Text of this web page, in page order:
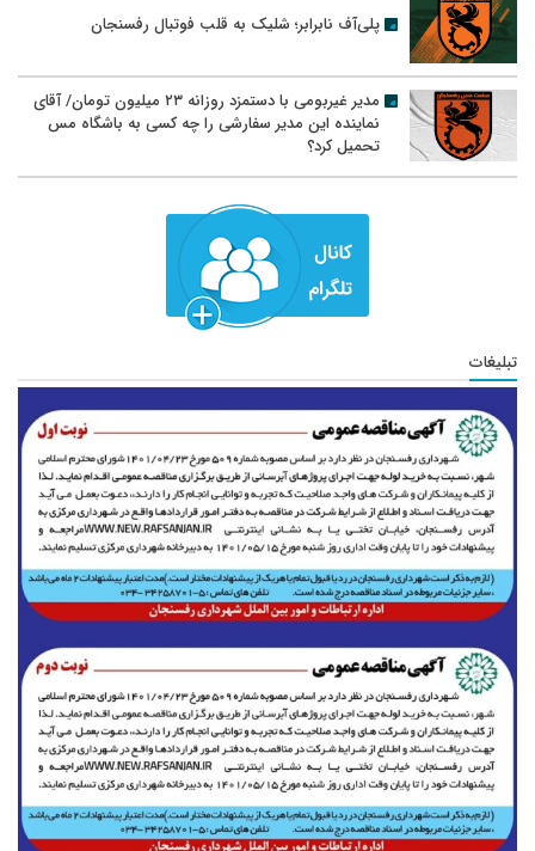
پلی‌آف نابرابر؛ شلیک به قلب فوتبال رفسنجان
مدیر غیربومی با دستمزد روزانه ۲۳ میلیون تومان/ آقای
نماینده این مدیر سفارشی را چه کسی به باشگاه مس
تحمیل کرد؟
تبلیغات